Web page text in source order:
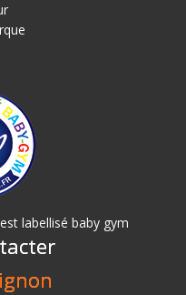
labellisé baby gym